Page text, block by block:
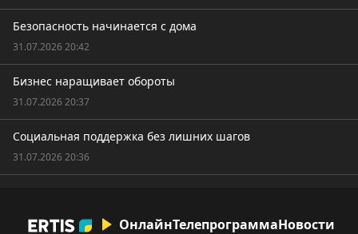
Безопасность начинается с дома
31.07.2026 20:42
Бизнес наращивает обороты
31.07.2026 20:37
Социальная поддержка без лишних шагов
31.07.2026 20:36
ОнлайнТелепрограммаНовости